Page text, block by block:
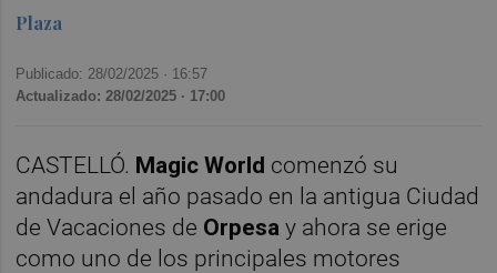
Plaza
Publicado: 28/02/2025 · 16:57
Actualizado: 28/02/2025 · 17:00
CASTELLÓ. Magic World comenzó su
andadura el año pasado en la antigua Ciudad
de Vacaciones de Orpesa y ahora se erige
como uno de los principales motores